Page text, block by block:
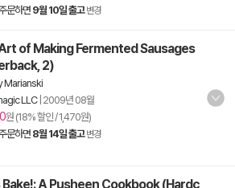
문하면 9월 10일 출고 변경
of Making Fermented Sausages
2)
Marianski
LLC| 2009년 08월
원 (18% 할인 / 1,470원)
문하면 8월 14일 출고 변경
A Pusheen Cookbook (Hardc